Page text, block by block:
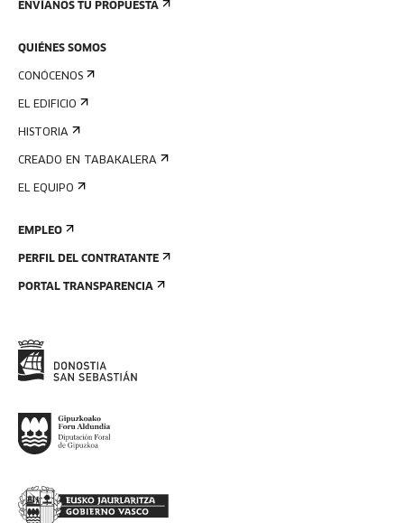
ENVÍANOS TU PROPUESTA
QUIÉNES SOMOS
CONÓCENOS
EL EDIFICIO
HISTORIA
CREADO EN TABAKALERA
EL EQUIPO
EMPLEO
PERFIL DEL CONTRATANTE
PORTAL TRANSPARENCIA